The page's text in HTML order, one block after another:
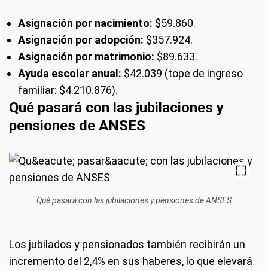
Asignación por nacimiento: $59.860.
Asignación por adopción: $357.924.
Asignación por matrimonio: $89.633.
Ayuda escolar anual: $42.039 (tope de ingreso
familiar: $4.210.876).
Qué pasará con las jubilaciones y
pensiones de ANSES
Qué pasará con las jubilaciones y pensiones de ANSES
Los jubilados y pensionados también recibirán un
incremento del 2,4% en sus haberes, lo que elevará